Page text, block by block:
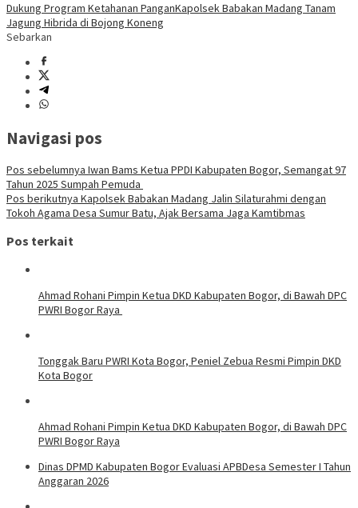
Dukung Program Ketahanan PanganKapolsek Babakan Madang Tanam
Jagung Hibrida di Bojong Koneng
Sebarkan
Navigasi pos
Pos sebelumnya Iwan Bams Ketua PPDI Kabupaten Bogor, Semangat 97
Tahun 2025 Sumpah Pemuda
Pos berikutnya Kapolsek Babakan Madang Jalin Silaturahmi dengan
Tokoh Agama Desa Sumur Batu, Ajak Bersama Jaga Kamtibmas
Pos terkait
Ahmad Rohani Pimpin Ketua DKD Kabupaten Bogor, di Bawah DPC
PWRI Bogor Raya
Tonggak Baru PWRI Kota Bogor, Peniel Zebua Resmi Pimpin DKD
Kota Bogor
Ahmad Rohani Pimpin Ketua DKD Kabupaten Bogor, di Bawah DPC
PWRI Bogor Raya
Dinas DPMD Kabupaten Bogor Evaluasi APBDesa Semester I Tahun
Anggaran 2026